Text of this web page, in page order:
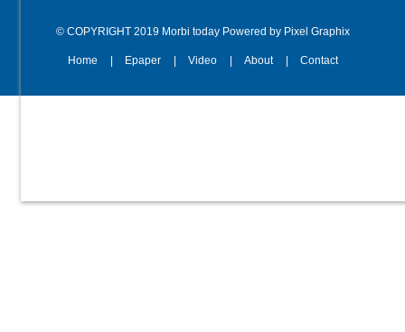
© COPYRIGHT 2019 Morbi today Powered by Pixel Graphix
Home Epaper Video About Contact